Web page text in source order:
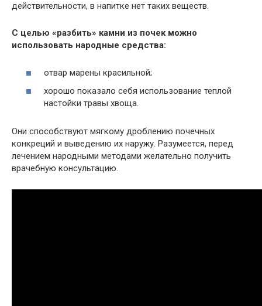
действительности, в напитке нет таких веществ.
С целью «разбить» камни из почек можно
использовать народные средства:
отвар марены красильной;
хорошо показало себя использование теплой
настойки травы хвоща.
Они способствуют мягкому дроблению почечных
конкреций и выведению их наружу. Разумеется, перед
лечением народными методами желательно получить
врачебную консультацию.